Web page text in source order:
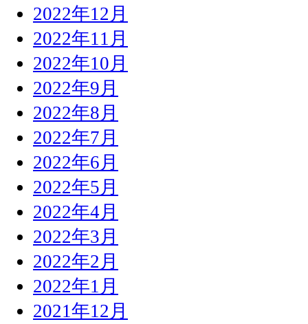
2022年12月
2022年11月
2022年10月
2022年9月
2022年8月
2022年7月
2022年6月
2022年5月
2022年4月
2022年3月
2022年2月
2022年1月
2021年12月